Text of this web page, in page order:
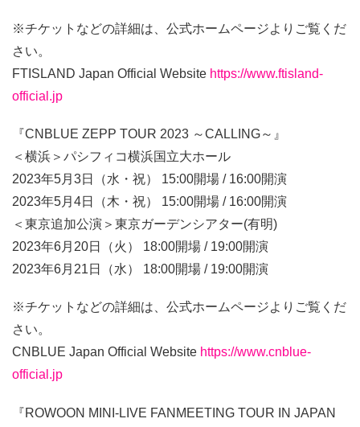
※チケットなどの詳細は、公式ホームページよりご覧くだ
さい。
FTISLAND Japan Official Website https://www.ftisland-
official.jp
『CNBLUE ZEPP TOUR 2023 ～CALLING～』
＜横浜＞パシフィコ横浜国立大ホール
2023年5月3日（水・祝） 15:00開場 / 16:00開演
2023年5月4日（木・祝） 15:00開場 / 16:00開演
＜東京追加公演＞東京ガーデンシアター(有明)
2023年6月20日（火） 18:00開場 / 19:00開演
2023年6月21日（水） 18:00開場 / 19:00開演
※チケットなどの詳細は、公式ホームページよりご覧くだ
さい。
CNBLUE Japan Official Website https://www.cnblue-
official.jp
『ROWOON MINI-LIVE FANMEETING TOUR IN JAPAN